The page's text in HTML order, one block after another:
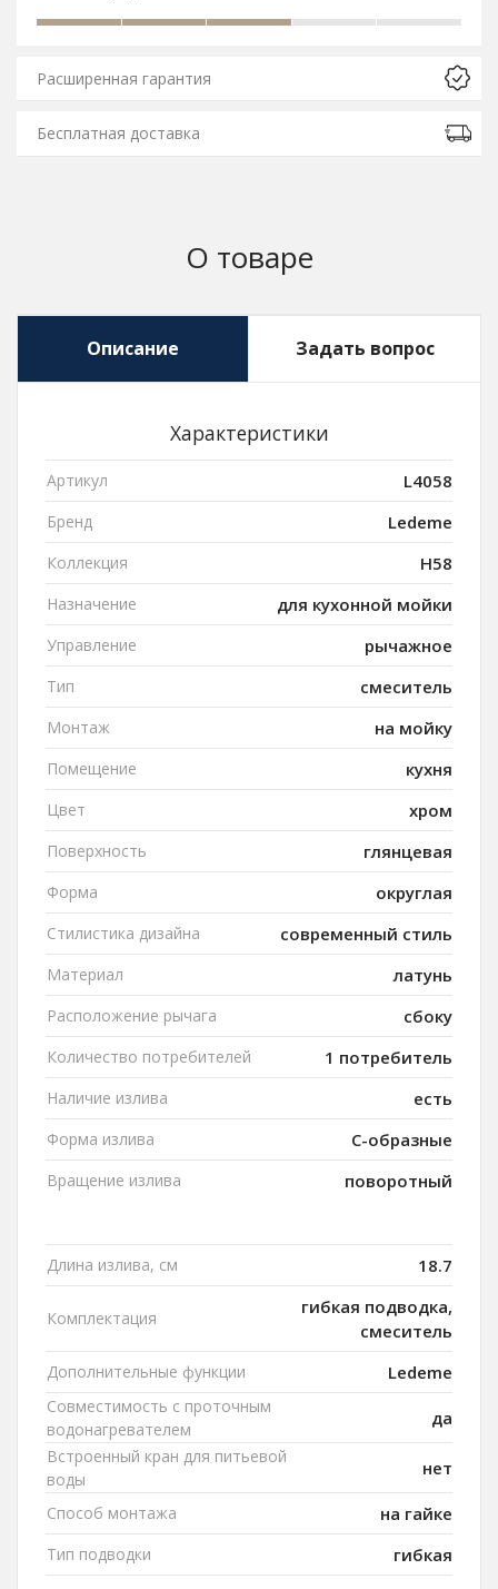
Расширенная гарантия
Бесплатная доставка
О товаре
Описание Задать вопрос
Характеристики
Артикул L4058
Бренд Ledeme
Коллекция H58
Назначение для кухонной мойки
Управление рычажное
Тип смеситель
Монтаж на мойку
Помещение кухня
Цвет хром
Поверхность глянцевая
Форма округлая
Стилистика дизайна современный стиль
Материал латунь
Расположение рычага сбоку
Количество потребителей 1 потребитель
Наличие излива есть
Форма излива C-образные
Вращение излива поворотный
Длина излива, см 18.7
Комплектация
гибкая подводка,
смеситель
Дополнительные функции Ledeme
Совместимость с проточным
водонагревателем
да
Встроенный кран для питьевой
воды
нет
Способ монтажа на гайке
Тип подводки гибкая